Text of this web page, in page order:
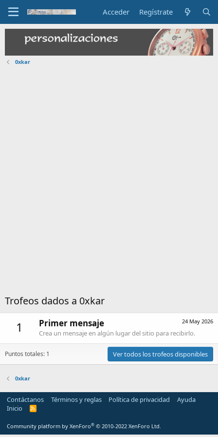
Acceder Regístrate
0xkar
Trofeos dados a 0xkar
1 24 May 2026
Primer mensaje
Crea un mensaje en algún lugar del sitio para recibirlo.
Puntos totales: 1 Ver todos los trofeos disponibles
0xkar
Contáctanos Términos y reglas Política de privacidad
Ayuda
Inicio
R
Community platform by XenForo® © 2010-2022 XenForo Ltd.